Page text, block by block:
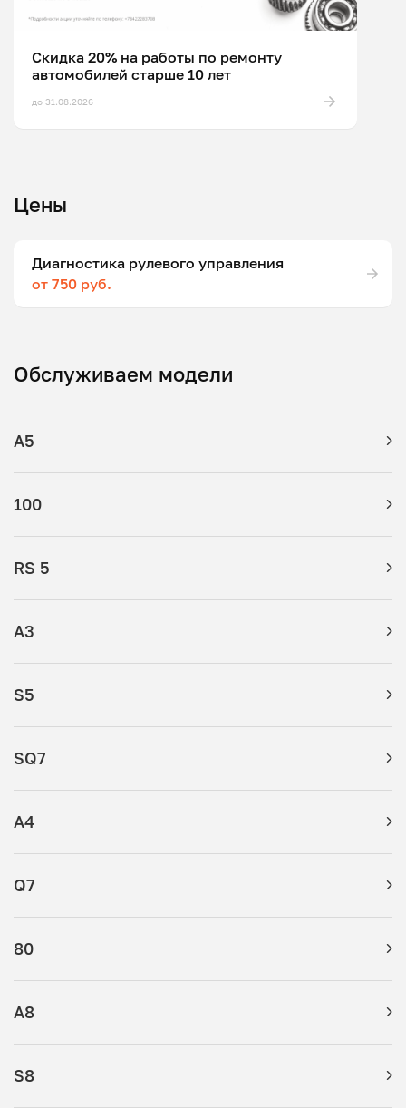
Скидка 20% на работы по ремонту
автомобилей старше 10 лет
до 31.08.2026
Цены
Диагностика рулевого управления
от 750 руб.
Обслуживаем модели
A5
100
RS 5
A3
S5
SQ7
A4
Q7
80
A8
S8